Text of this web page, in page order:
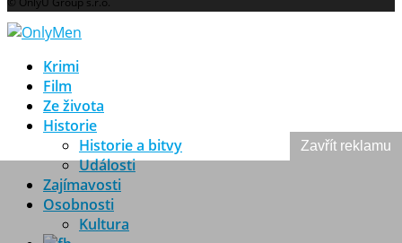
Krimi
Film
Ze života
Historie
Historie a bitvy
Události
Zajímavosti
Osobnosti
Kultura
Zavřít reklamu